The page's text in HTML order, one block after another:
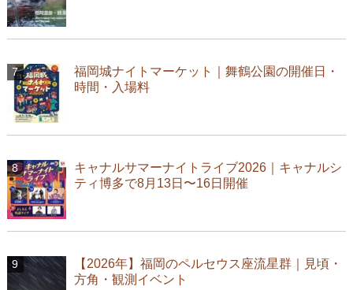
福岡城ナイトマーケット｜舞鶴公園の開催日・
時間・入場料
キャナルサマーナイトライブ2026｜キャナルシ
ティ博多で8月13日〜16日開催
【2026年】福岡のペルセウス座流星群｜見頃・
方角・観測イベント